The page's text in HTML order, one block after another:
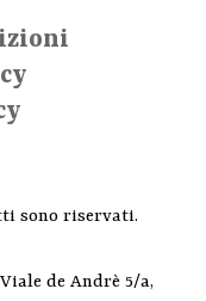
sono riservati.
Viale de Andrè 5/a,